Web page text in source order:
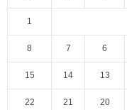
1
6
7
8
13
14
15
20
21
22